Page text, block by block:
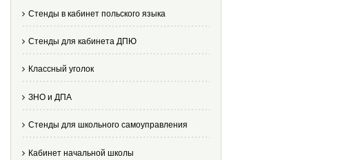
Стенды в кабинет польского языка
Стенды для кабинета ДПЮ
Классный уголок
ЗНО и ДПА
Стенды для школьного самоуправления
Кабинет начальной школы